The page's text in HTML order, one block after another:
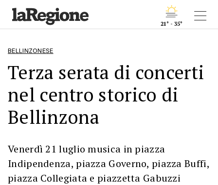
21° - 35°
BELLINZONESE
Terza serata di concerti
nel centro storico di
Bellinzona
Venerdì 21 luglio musica in piazza
Indipendenza, piazza Governo, piazza Buffi,
piazza Collegiata e piazzetta Gabuzzi